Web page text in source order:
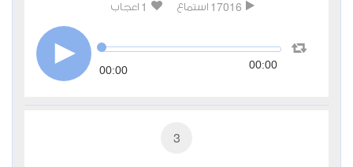
17016 استماع 1 اعجاب
00:00 00:00
3